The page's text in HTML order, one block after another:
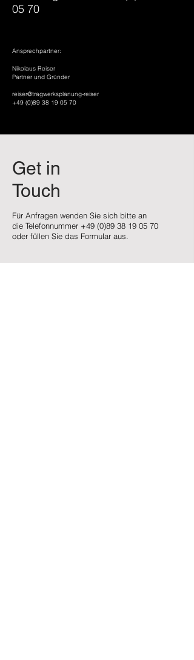
05 70
Ansprechpartner:
Nikolaus Reiser
Partner und Gründer
reiser@tragwerksplanung-reiser
+49 (0)89 38 19 05 70
Get in
Touch
Für Anfragen wenden Sie sich bitte an
die Telefonnummer +49 (0)89 38 19 05 70
oder füllen Sie das Formular aus.